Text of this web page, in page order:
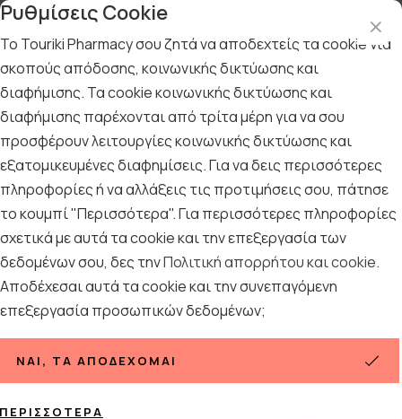
Αρχική / ΓΥΝΑΙΚΑ / Αντηλιακή Προστασία
Αντηλιακή Προστασία
327ΠΡΟΪΟΝΤΑ
Ταξινόμηση Προβολή
Σελίδες:
1 2 3 4 5
Ρυθμίσεις Cookie
Το Touriki Pharmacy σου ζητά να αποδεχτείς τα cookie για
σκοπούς απόδοσης, κοινωνικής δικτύωσης και
διαφήμισης. Τα cookie κοινωνικής δικτύωσης και
διαφήμισης παρέχονται από τρίτα μέρη για να σου
προσφέρουν λειτουργίες κοινωνικής δικτύωσης και
εξατομικευμένες διαφημίσεις. Για να δεις περισσότερες
πληροφορίες ή να αλλάξεις τις προτιμήσεις σου, πάτησε
το κουμπί "Περισσότερα". Για περισσότερες πληροφορίες
σχετικά με αυτά τα cookie και την επεξεργασία των
δεδομένων σου, δες τηνΠολιτική απορρήτου και cookie.
Αποδέχεσαι αυτά τα cookie και την συνεπαγόμενη
επεξεργασία προσωπικών δεδομένων;
ΝΑΙ, ΤΑ ΑΠΟΔΈΧΟΜΑΙ
ΠΕΡΙΣΣΌΤΕΡΑ